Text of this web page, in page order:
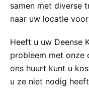
samen met diverse
naar uw locatie
Heeft u uw Deense
probleem met onze
ons huurt kunt u
u ze niet nodig